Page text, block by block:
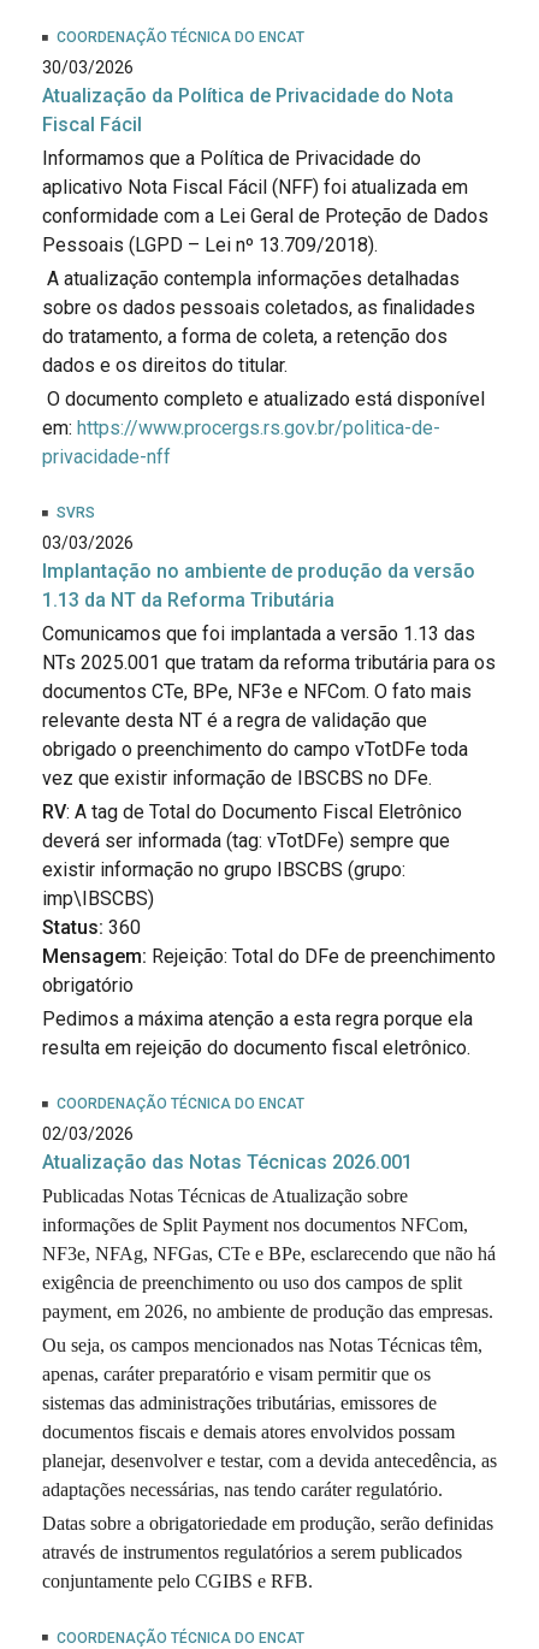
COORDENAÇÃO TÉCNICA DO ENCAT
30/03/2026
Atualização da Política de Privacidade do Nota
Fiscal Fácil
Informamos que a Política de Privacidade do
aplicativo Nota Fiscal Fácil (NFF) foi atualizada em
conformidade com a Lei Geral de Proteção de Dados
Pessoais (LGPD – Lei nº 13.709/2018).
A atualização contempla informações detalhadas
sobre os dados pessoais coletados, as finalidades
do tratamento, a forma de coleta, a retenção dos
dados e os direitos do titular.
O documento completo e atualizado está disponível
em: https://www.procergs.rs.gov.br/politica-de-
privacidade-nff
SVRS
03/03/2026
Implantação no ambiente de produção da versão
1.13 da NT da Reforma Tributária
Comunicamos que foi implantada a versão 1.13 das
NTs 2025.001 que tratam da reforma tributária para os
documentos CTe, BPe, NF3e e NFCom. O fato mais
relevante desta NT é a regra de validação que
obrigado o preenchimento do campo vTotDFe toda
vez que existir informação de IBSCBS no DFe.
RV: A tag de Total do Documento Fiscal Eletrônico
deverá ser informada (tag: vTotDFe) sempre que
existir informação no grupo IBSCBS (grupo:
imp\IBSCBS)
Status: 360
Mensagem: Rejeição: Total do DFe de preenchimento
obrigatório
Pedimos a máxima atenção a esta regra porque ela
resulta em rejeição do documento fiscal eletrônico.
COORDENAÇÃO TÉCNICA DO ENCAT
02/03/2026
Atualização das Notas Técnicas 2026.001
Publicadas Notas Técnicas de Atualização sobre
informações de Split Payment nos documentos NFCom,
NF3e, NFAg, NFGas, CTe e BPe, esclarecendo que não há
exigência de preenchimento ou uso dos campos de split
payment, em 2026, no ambiente de produção das empresas.
Ou seja, os campos mencionados nas Notas Técnicas têm,
apenas, caráter preparatório e visam permitir que os
sistemas das administrações tributárias, emissores de
documentos fiscais e demais atores envolvidos possam
planejar, desenvolver e testar, com a devida antecedência, as
adaptações necessárias, nas tendo caráter regulatório.
Datas sobre a obrigatoriedade em produção, serão definidas
através de instrumentos regulatórios a serem publicados
conjuntamente pelo CGIBS e RFB.
COORDENAÇÃO TÉCNICA DO ENCAT